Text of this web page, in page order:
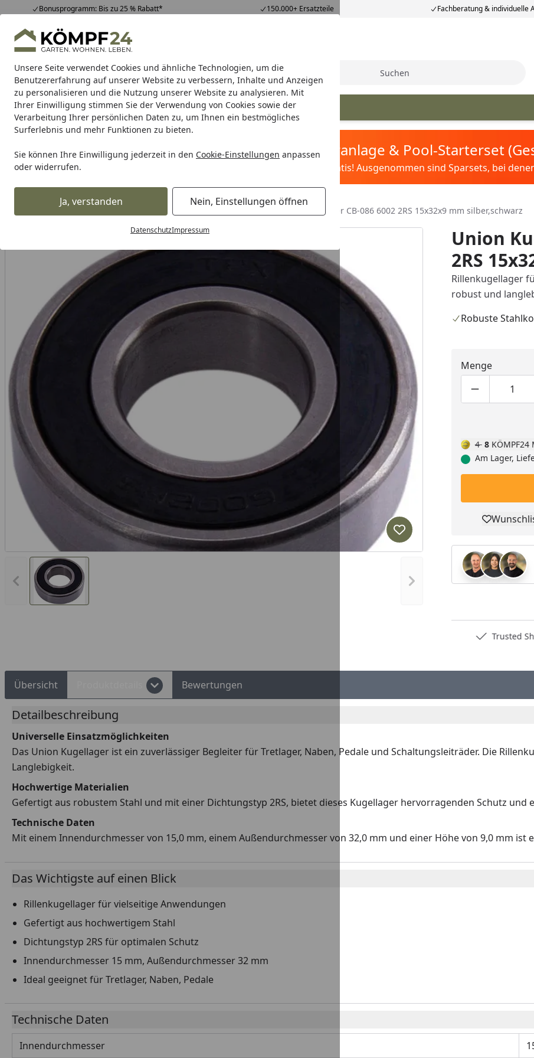
Unsere Seite verwendet Cookies und ähnliche Technologien, um die
Benutzererfahrung auf unserer Website zu verbessern, Inhalte und Anzeigen
zu personalisieren und die Nutzung unserer Website zu analysieren. Mit
Ihrer Einwilligung stimmen Sie der Verwendung von Cookies sowie der
Verarbeitung Ihrer persönlichen Daten zu, um Ihnen ein bestmögliches
Surferlebnis und mehr Funktionen zu bieten.
Sie können Ihre Einwilligung jederzeit in den Cookie-Einstellungen anpassen
oder widerrufen.
Ja, verstanden Nein, Einstellungen öffnen
DatenschutzImpressum
Bonusprogramm: Bis zu 25 % Rabatt* 150.000+ Ersatzteile Fachberatung & individuelle
Hotline07051 / 9 22 22
Mo-Fr. 8-16 Uhr 25.963 Bewertungen
Alle Produkte
Alle ProdukteHighlights Tipps & Tricks Suche
Hartje Bekleidung Hartje Fahrradteile Zubehör
Karibu Pools inkl. gratis Sandfilteranlage & Pool-Starterset
Dein Traumpool im Sorglos-Paket: Filter&Pflege gratis! Ausgenommen sind Sparsets, bei
Hartje Fahrradteile Hartje Tretlager für Fahrräder Union Kugellager CB-086 6002 2RS 15x32x9 mm silber,schwarz
Vorheriges Bild anzeigen Nächstes Bild anzeigen
Produkt zur Wunschliste
Union
2RS
Rillenkugellager
robust und
Robuste
Menge
4 8 KÖMPF24
Am Lager,
Trusted
Übersicht Bewertungen
Detailbeschreibung
Universelle Einsatzmöglichkeiten
Das Union Kugellager ist ein zuverlässiger Begleiter für Tretlager, Naben, Pedale und Schaltungsleiträder. Die
Langlebigkeit.
Hochwertige Materialien
Gefertigt aus robustem Stahl und mit einer Dichtungstyp 2RS, bietet dieses Kugellager hervorragenden Schutz und
Technische Daten
Mit einem Innendurchmesser von 15,0 mm, einem Außendurchmesser von 32,0 mm und einer Höhe von 9,0 mm
Das Wichtigste auf einen Blick
Rillenkugellager für vielseitige Anwendungen
Gefertigt aus hochwertigem Stahl
Dichtungstyp 2RS für optimalen Schutz
Innendurchmesser 15 mm, Außendurchmesser 32 mm
Ideal geeignet für Tretlager, Naben, Pedale
Technische Daten
Innendurchmesser